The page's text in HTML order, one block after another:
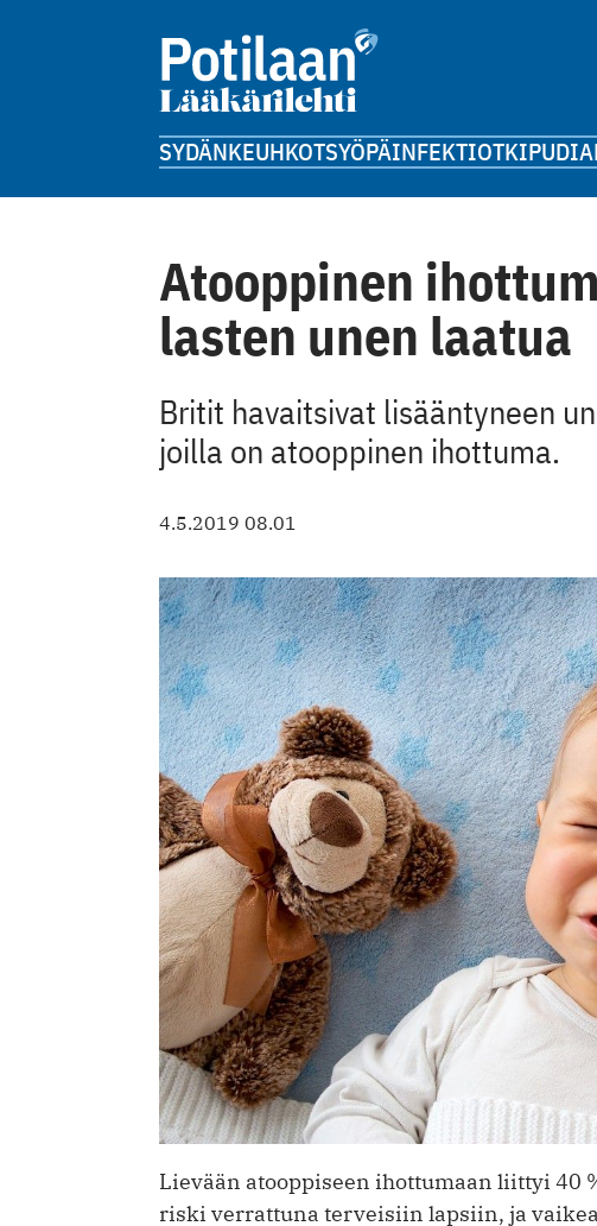
SYDÄNKEUHKOTSYÖPÄINFEKTIOTKIPU
Atooppinen
lasten unen laatua
Britit havaitsivat lisääntyneen
joilla on atooppinen ihottuma.
4.5.2019 08.01
Lievään atooppiseen ihottumaan liittyi 40
riski verrattuna terveisiin lapsiin, ja